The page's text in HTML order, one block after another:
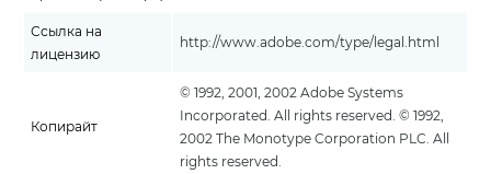
Ссылка на
лицензию
http://www.adobe.com/type/legal.html
Копирайт
© 1992, 2001, 2002 Adobe Systems
Incorporated. All rights reserved. © 1992,
2002 The Monotype Corporation PLC. All
rights reserved.